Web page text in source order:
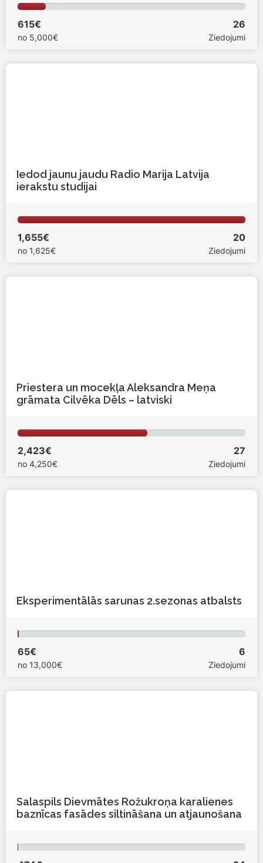
615€
no 5,000€
26
Ziedojumi
Iedod jaunu jaudu Radio Marija Latvija
ierakstu studijai
1,655€
no 1,625€
20
Ziedojumi
Priestera un mocekļa Aleksandra Meņa
grāmata Cilvēka Dēls – latviski
2,423€
no 4,250€
27
Ziedojumi
Eksperimentālās sarunas 2.sezonas atbalsts
65€
no 13,000€
6
Ziedojumi
Salaspils Dievmātes Rožukroņa karalienes
baznīcas fasādes siltināšana un atjaunošana